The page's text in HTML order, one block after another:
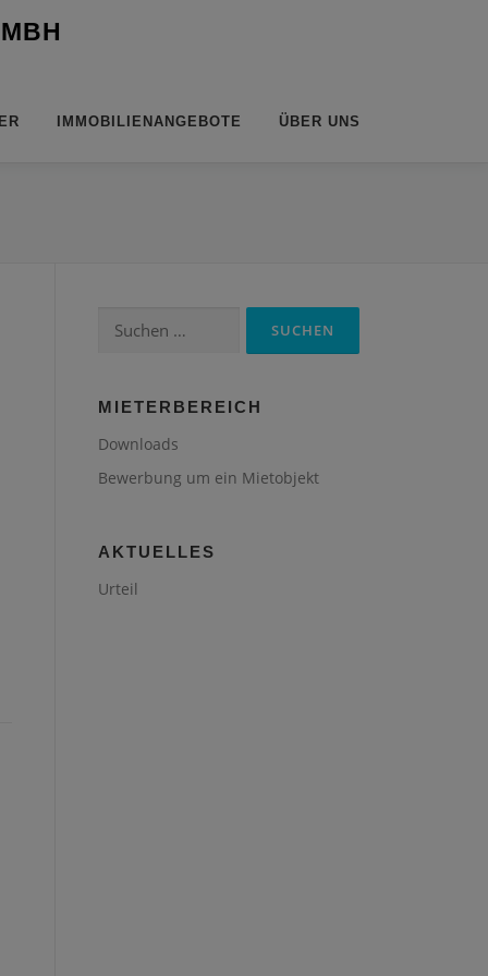
IMMOBILIENANGEBOTE ÜBER UNS
Suchen
nach:
MIETERBEREICH
Downloads
Bewerbung um ein Mietobjekt
AKTUELLES
Urteil